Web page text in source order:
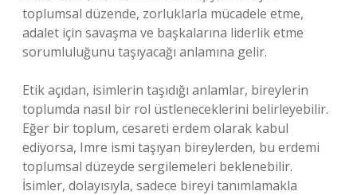
toplumsal düzende, zorluklarla mücadele etme,
adalet için savaşma ve başkalarına liderlik etme
sorumluluğunu taşıyacağı anlamına gelir.
Etik açıdan, isimlerin taşıdığı anlamlar, bireylerin
toplumda nasıl bir rol üstleneceklerini belirleyebilir.
Eğer bir toplum, cesareti erdem olarak kabul
ediyorsa, Imre ismi taşıyan bireylerden, bu erdemi
toplumsal düzeyde sergilemeleri beklenebilir.
İsimler, dolayısıyla, sadece bireyi tanımlamakla